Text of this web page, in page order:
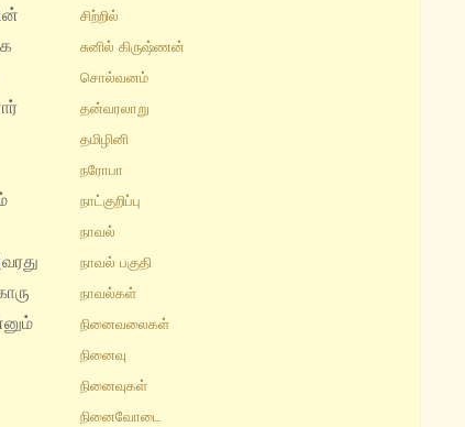
சிற்றில்
சுனில் கிருஷ்ணன்
சொல்வனம்
தன்வரலாறு
தமிழினி
நரோபா
நாட்குறிப்பு
நாவல்
நாவல் பகுதி
நாவல்கள்
நினைவலைகள்
நினைவு
நினைவுகள்
நினைவோடை